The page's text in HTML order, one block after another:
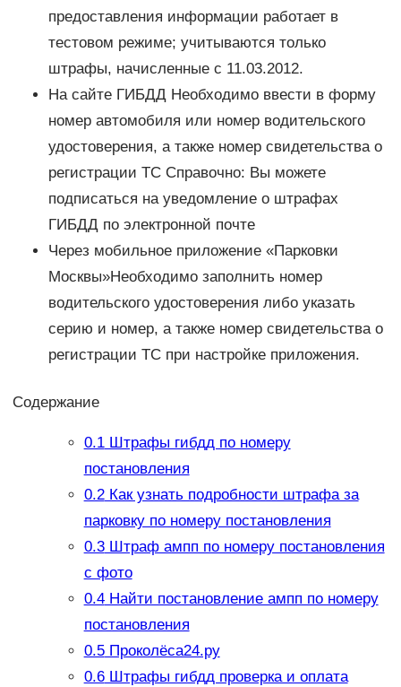
предоставления информации работает в
тестовом режиме; учитываются только
штрафы, начисленные с 11.03.2012.
На сайте ГИБДД Необходимо ввести в форму
номер автомобиля или номер водительского
удостоверения, а также номер свидетельства о
регистрации ТС Справочно: Вы можете
подписаться на уведомление о штрафах
ГИБДД по электронной почте
Через мобильное приложение «Парковки
Москвы»Необходимо заполнить номер
водительского удостоверения либо указать
серию и номер, а также номер свидетельства о
регистрации ТС при настройке приложения.
Содержание
0.1Штрафы гибдд по номеру
постановления
0.2Как узнать подробности штрафа за
парковку по номеру постановления
0.3Штраф ампп по номеру постановления
с фото
0.4Найти постановление ампп по номеру
постановления
0.5Проколёса24.ру
0.6Штрафы гибдд проверка и оплата